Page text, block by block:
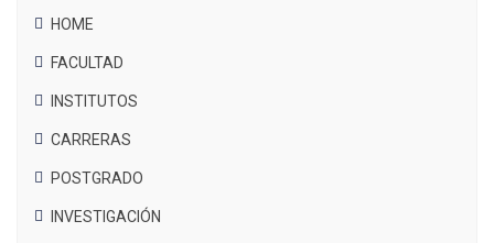
HOME
FACULTAD
INSTITUTOS
CARRERAS
POSTGRADO
INVESTIGACIÓN